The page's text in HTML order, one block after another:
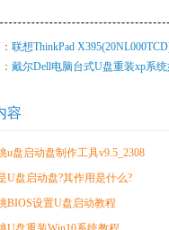
联想ThinkPad
戴尔Dell电脑台式U盘重装xp系统
容
u盘启动盘制作工具v9.5_2308
U盘启动盘?其作用是什么?
BIOS设置U盘启动教程